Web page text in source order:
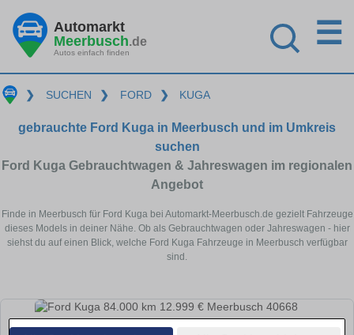
Automarkt
Meerbusch.de
Autos einfach finden
☰
❯ SUCHEN ❯ FORD ❯ KUGA
gebrauchte Ford Kuga in Meerbusch und im Umkreis
suchen
Ford Kuga Gebrauchtwagen & Jahreswagen im regionalen
Angebot
Finde in Meerbusch für Ford Kuga bei Automarkt-Meerbusch.de gezielt Fahrzeuge
dieses Models in deiner Nähe. Ob als Gebrauchtwagen oder Jahreswagen - hier
siehst du auf einen Blick, welche Ford Kuga Fahrzeuge in Meerbusch verfügbar
sind.